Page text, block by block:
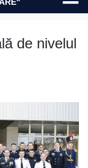
de nivelul